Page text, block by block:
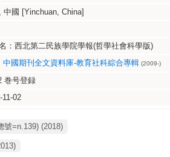
中國 [Yinchuan, China]
：西北第二民族學院學報(哲學社會科學版)
中國期刊全文資料庫-教育社科綜合專輯 (2009-)
巻号登録
11-02
號=n.139) (2018)